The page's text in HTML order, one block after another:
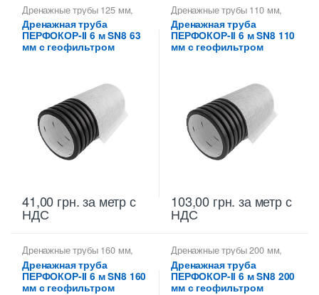
Дренажные трубы 125 мм,
Трубы гофрированные
дренажные ДКС,Трубы
дренажные гофрированные
Дренажная труба
ПЕРФОКОР-II 6 м SN8 63
мм с геофильтром
41,00 грн. за метр с
НДС
Дренажные трубы 110 мм,
Трубы гофрированные
дренажные ДКС,Трубы
дренажные гофрированные
Дренажная труба
ПЕРФОКОР-II 6 м SN8 110
мм с геофильтром
103,00 грн. за метр с
НДС
Дренажные трубы 160 мм,
Трубы гофрированные
дренажные ДКС,Трубы
дренажные гофрированные
Дренажная труба
ПЕРФОКОР-II 6 м SN8 160
мм с геофильтром
Дренажные трубы 200 мм,
Трубы гофрированные
дренажные ДКС,Трубы
дренажные гофрированные
Дренажная труба
ПЕРФОКОР-II 6 м SN8 200
мм с геофильтром